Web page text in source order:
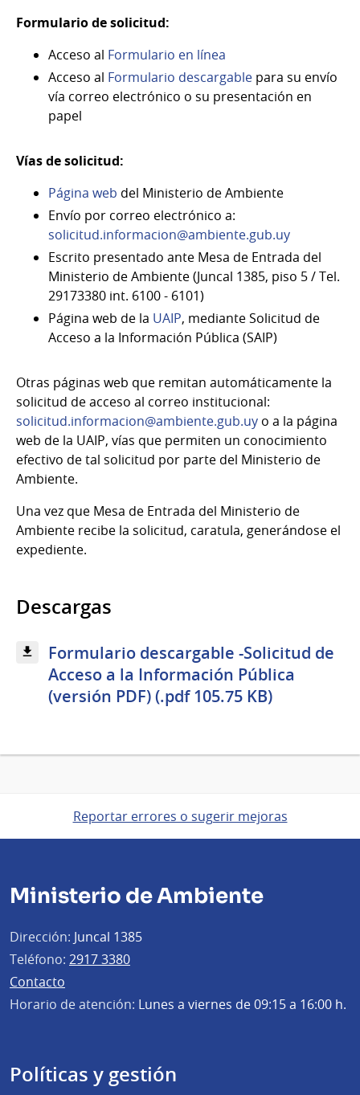
Formulario de solicitud:
Acceso al Formulario en línea
Acceso al Formulario descargable para su envío
vía correo electrónico o su presentación en
papel
Vías de solicitud:
Página web del Ministerio de Ambiente
Envío por correo electrónico a:
solicitud.informacion@ambiente.gub.uy
Escrito presentado ante Mesa de Entrada del
Ministerio de Ambiente (Juncal 1385, piso 5 / Tel.
29173380 int. 6100 - 6101)
Página web de la UAIP, mediante Solicitud de
Acceso a la Información Pública (SAIP)
Otras páginas web que remitan automáticamente la
solicitud de acceso al correo institucional:
solicitud.informacion@ambiente.gub.uy o a la página
web de la UAIP, vías que permiten un conocimiento
efectivo de tal solicitud por parte del Ministerio de
Ambiente.
Una vez que Mesa de Entrada del Ministerio de
Ambiente recibe la solicitud, caratula, generándose el
expediente.
Descargas
Formulario descargable -Solicitud de
Acceso a la Información Pública
(versión PDF) (.pdf 105.75 KB)
Reportar errores o sugerir mejoras
Ministerio de Ambiente
Dirección: Juncal 1385
Teléfono: 2917 3380
Contacto
Horario de atención: Lunes a viernes de 09:15 a 16:00 h.
Políticas y gestión